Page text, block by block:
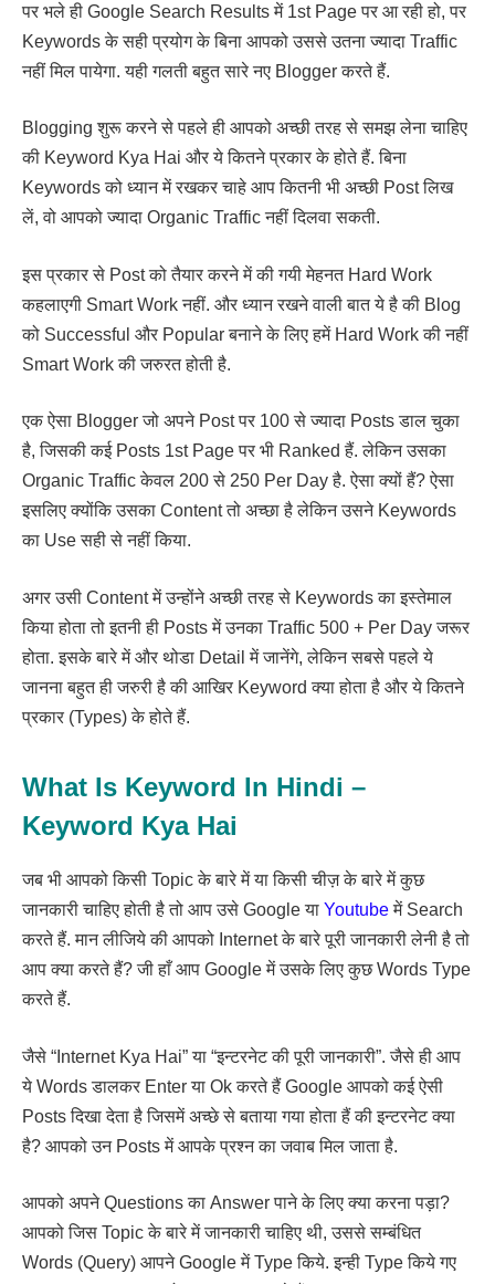
पर भले ही Google Search Results में 1st Page पर आ रही हो, पर
Keywords के सही प्रयोग के बिना आपको उससे उतना ज्यादा Traffic
नहीं मिल पायेगा. यही गलती बहुत सारे नए Blogger करते हैं.
Blogging शुरू करने से पहले ही आपको अच्छी तरह से समझ लेना चाहिए
की Keyword Kya Hai और ये कितने प्रकार के होते हैं. बिना
Keywords को ध्यान में रखकर चाहे आप कितनी भी अच्छी Post लिख
लें, वो आपको ज्यादा Organic Traffic नहीं दिलवा सकती.
इस प्रकार से Post को तैयार करने में की गयी मेहनत Hard Work
कहलाएगी Smart Work नहीं. और ध्यान रखने वाली बात ये है की Blog
को Successful और Popular बनाने के लिए हमें Hard Work की नहीं
Smart Work की जरुरत होती है.
एक ऐसा Blogger जो अपने Post पर 100 से ज्यादा Posts डाल चुका
है, जिसकी कई Posts 1st Page पर भी Ranked हैं. लेकिन उसका
Organic Traffic केवल 200 से 250 Per Day है. ऐसा क्यों हैं? ऐसा
इसलिए क्योंकि उसका Content तो अच्छा है लेकिन उसने Keywords
का Use सही से नहीं किया.
अगर उसी Content में उन्होंने अच्छी तरह से Keywords का इस्तेमाल
किया होता तो इतनी ही Posts में उनका Traffic 500 + Per Day जरूर
होता. इसके बारे में और थोडा Detail में जानेंगे, लेकिन सबसे पहले ये
जानना बहुत ही जरुरी है की आखिर Keyword क्या होता है और ये कितने
प्रकार (Types) के होते हैं.
What Is Keyword In Hindi –
Keyword Kya Hai
जब भी आपको किसी Topic के बारे में या किसी चीज़ के बारे में कुछ
जानकारी चाहिए होती है तो आप उसे Google या Youtubeमें Search
करते हैं. मान लीजिये की आपको Internet के बारे पूरी जानकारी लेनी है तो
आप क्या करते हैं? जी हाँ आप Google में उसके लिए कुछ Words Type
करते हैं.
जैसे “Internet Kya Hai” या “इन्टरनेट की पूरी जानकारी”. जैसे ही आप
ये Words डालकर Enter या Ok करते हैं Google आपको कई ऐसी
Posts दिखा देता है जिसमें अच्छे से बताया गया होता हैं की इन्टरनेट क्या
है? आपको उन Posts में आपके प्रश्न का जवाब मिल जाता है.
आपको अपने Questions का Answer पाने के लिए क्या करना पड़ा?
आपको जिस Topic के बारे में जानकारी चाहिए थी, उससे सम्बंधित
Words (Query) आपने Google में Type किये. इन्ही Type किये गए